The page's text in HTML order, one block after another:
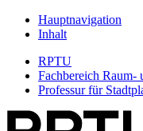
Hauptnavigation
Inhalt
RPTU
Fachbereich
Professur für